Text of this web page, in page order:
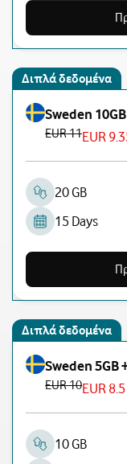
Διπλά δεδομένα
Sweden
EUR 11EUR
20 GB
15 Days
Διπλά δεδομένα
Sweden 5GB
EUR 10EUR 8.5
10 GB